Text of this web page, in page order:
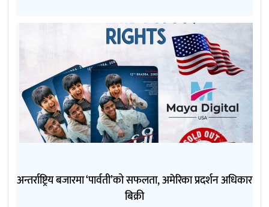
अन्तर्राष्ट्रिय बजारमा ‘पार्वती’को सफलता, अमेरिका प्रदर्शन अधिकार
बिक्री